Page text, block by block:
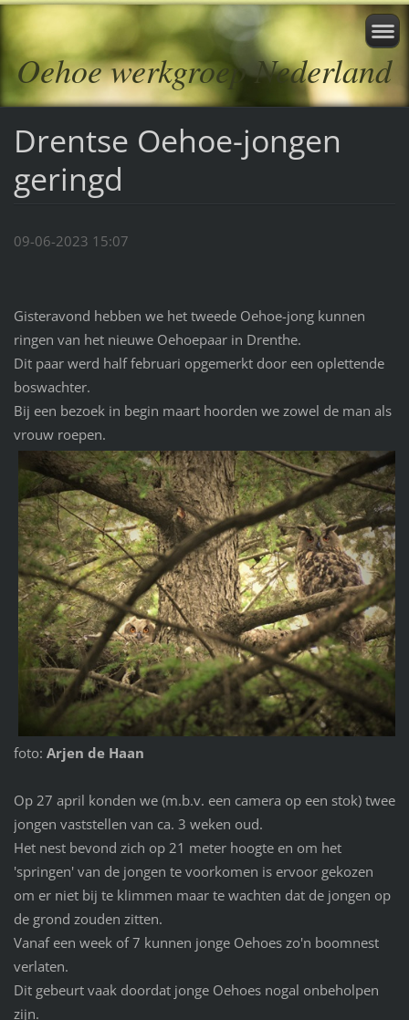
Oehoe werkgroep Nederland
Drentse Oehoe-jongen
geringd
09-06-2023 15:07
Gisteravond hebben we het tweede Oehoe-jong kunnen
ringen van het nieuwe Oehoepaar in Drenthe.
Dit paar werd half februari opgemerkt door een oplettende
boswachter.
Bij een bezoek in begin maart hoorden we zowel de man als
vrouw roepen.
foto: Arjen de Haan
Op 27 april konden we (m.b.v. een camera op een stok) twee
jongen vaststellen van ca. 3 weken oud.
Het nest bevond zich op 21 meter hoogte en om het
'springen' van de jongen te voorkomen is ervoor gekozen
om er niet bij te klimmen maar te wachten dat de jongen op
de grond zouden zitten.
Vanaf een week of 7 kunnen jonge Oehoes zo'n boomnest
verlaten.
Dit gebeurt vaak doordat jonge Oehoes nogal onbeholpen
zijn.